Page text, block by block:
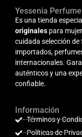
Yessenia
Es una tienda
originales para
cuidada selección
importados,
internacionales.
auténticos y una
confiable.
Información
Términos y
Políticas de